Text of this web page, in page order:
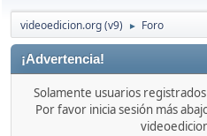
videoedicion.org (v9) ► Foro
¡Advertencia!
Solamente usuarios
Por favor inicia sesión más